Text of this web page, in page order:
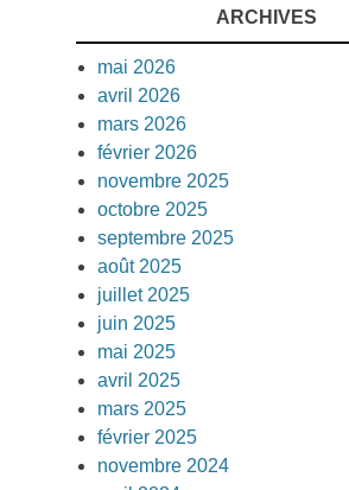
ARCHIVES
mai 2026
avril 2026
mars 2026
février 2026
novembre 2025
octobre 2025
septembre 2025
août 2025
juillet 2025
juin 2025
mai 2025
avril 2025
mars 2025
février 2025
novembre 2024